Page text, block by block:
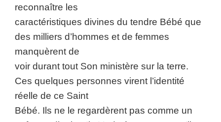
reconnaître les
caractéristiques divines du tendre Bébé que
des milliers d’hommes et de femmes
manquèrent de
voir durant tout Son ministère sur la terre.
Ces quelques personnes virent l’identité
réelle de ce Saint
Bébé. Ils ne le regardèrent pas comme un